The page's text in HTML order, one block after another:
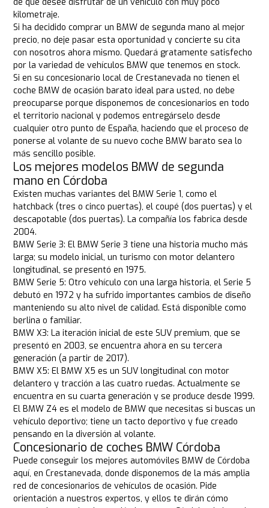
kilometraje.
Si ha decidido comprar un BMW de segunda mano al mejor
precio, no deje pasar esta oportunidad y concierte su cita
con nosotros ahora mismo. Quedará gratamente satisfecho
por la variedad de vehículos BMW que tenemos en stock.
Si en su concesionario local de Crestanevada no tienen el
coche BMW de ocasión barato ideal para usted, no debe
preocuparse porque disponemos de concesionarios en todo
el territorio nacional y podemos entregárselo desde
cualquier otro punto de España, haciendo que el proceso de
ponerse al volante de su nuevo coche BMW barato sea lo
más sencillo posible.
Los mejores modelos BMW de segunda
mano en Córdoba
Existen muchas variantes del BMW Serie 1, como el
hatchback (tres o cinco puertas), el coupé (dos puertas) y el
descapotable (dos puertas). La compañía los fabrica desde
2004.
BMW Serie 3: El BMW Serie 3 tiene una historia mucho más
larga; su modelo inicial, un turismo con motor delantero
longitudinal, se presentó en 1975.
BMW Serie 5: Otro vehículo con una larga historia, el Serie 5
debutó en 1972 y ha sufrido importantes cambios de diseño
manteniendo su alto nivel de calidad. Está disponible como
berlina o familiar.
BMW X3: La iteración inicial de este SUV premium, que se
presentó en 2003, se encuentra ahora en su tercera
generación (a partir de 2017).
BMW X5: El BMW X5 es un SUV longitudinal con motor
delantero y tracción a las cuatro ruedas. Actualmente se
encuentra en su cuarta generación y se produce desde 1999.
El BMW Z4 es el modelo de BMW que necesitas si buscas un
vehículo deportivo; tiene un tacto deportivo y fue creado
pensando en la diversión al volante.
Concesionario de coches BMW Córdoba
Puede conseguir los mejores automóviles BMW de Córdoba
aquí, en Crestanevada, donde disponemos de la más amplia
red de concesionarios de vehículos de ocasión. Pide
orientación a nuestros expertos, y ellos te dirán cómo